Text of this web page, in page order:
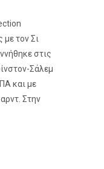
με τον Σι
στις
Σάλεμ
και με
Στην